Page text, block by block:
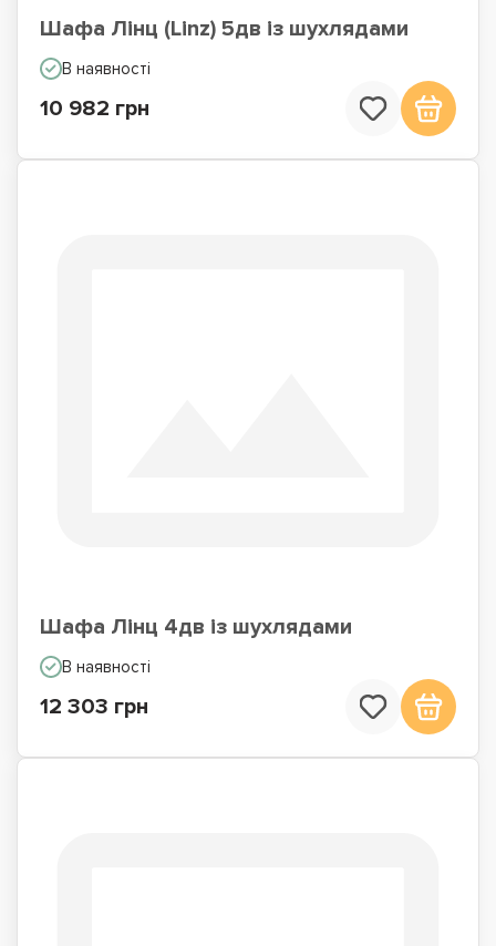
Шафа Лінц (Linz) 5дв із шухлядами
В наявності
10 982 грн
Шафа Лінц 4дв із шухлядами
В наявності
12 303 грн